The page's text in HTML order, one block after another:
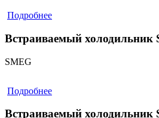
Подробнее
Встраиваемый холодильник
SMEG
Подробнее
Встраиваемый холодильник